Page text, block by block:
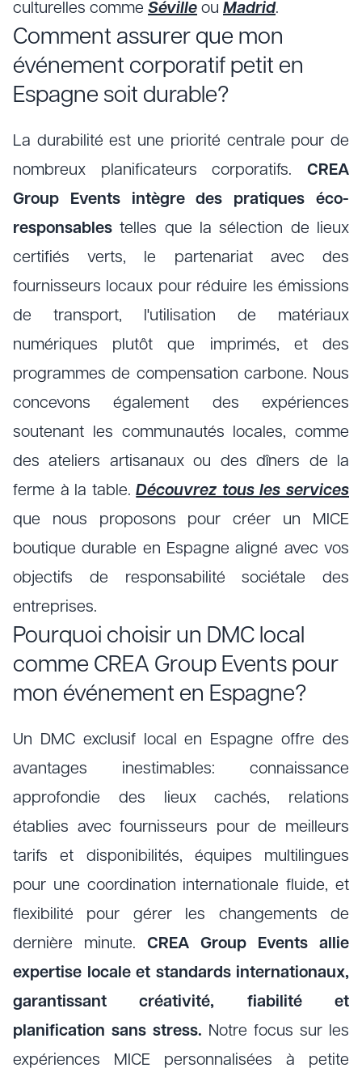
culturelles comme Séville ou Madrid.
Comment assurer que mon
événement corporatif petit en
Espagne soit durable?
La durabilité est une priorité centrale pour de
nombreux planificateurs corporatifs. CREA
Group Events intègre des pratiques éco-
responsables telles que la sélection de lieux
certifiés verts, le partenariat avec des
fournisseurs locaux pour réduire les émissions
de transport, l'utilisation de matériaux
numériques plutôt que imprimés, et des
programmes de compensation carbone. Nous
concevons également des expériences
soutenant les communautés locales, comme
des ateliers artisanaux ou des dîners de la
ferme à la table.Découvrez tous les services
que nous proposons pour créer un MICE
boutique durable en Espagne aligné avec vos
objectifs de responsabilité sociétale des
entreprises.
Pourquoi choisir un DMC local
comme CREA Group Events pour
mon événement en Espagne?
Un DMC exclusif local en Espagne offre des
avantages inestimables: connaissance
approfondie des lieux cachés, relations
établies avec fournisseurs pour de meilleurs
tarifs et disponibilités, équipes multilingues
pour une coordination internationale fluide, et
flexibilité pour gérer les changements de
dernière minute. CREA Group Events allie
expertise locale et standards internationaux,
garantissant créativité, fiabilité et
planification sans stress. Notre focus sur les
expériences MICE personnalisées à petite